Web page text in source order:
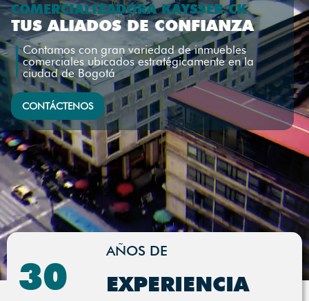
COMERCIALIZADORA KAYSSER.CK
TUS ALIADOS DE CONFIANZA
Contamos con gran variedad de inmuebles
comerciales ubicados estratégicamente en la
ciudad de Bogotá
CONTÁCTENOS
30
AÑOS DE
EXPERIENCIA